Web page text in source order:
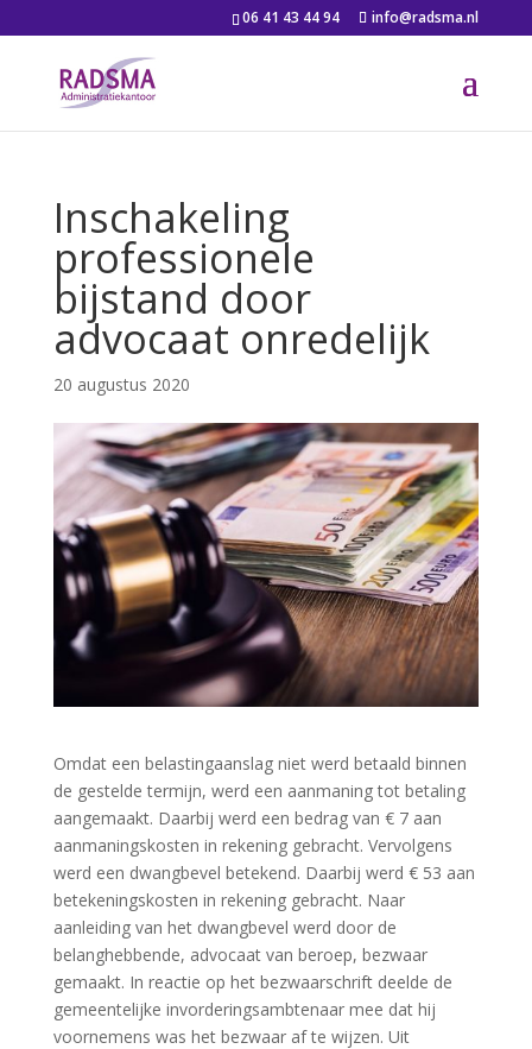
06 41 43 44 94 info@radsma.nl
Inschakeling
professionele
bijstand door
advocaat onredelijk
20 augustus 2020
Omdat een belastingaanslag niet werd betaald binnen
de gestelde termijn, werd een aanmaning tot betaling
aangemaakt. Daarbij werd een bedrag van € 7 aan
aanmaningskosten in rekening gebracht. Vervolgens
werd een dwangbevel betekend. Daarbij werd € 53 aan
betekeningskosten in rekening gebracht. Naar
aanleiding van het dwangbevel werd door de
belanghebbende, advocaat van beroep, bezwaar
gemaakt. In reactie op het bezwaarschrift deelde de
gemeentelijke invorderingsambtenaar mee dat hij
voornemens was het bezwaar af te wijzen. Uit